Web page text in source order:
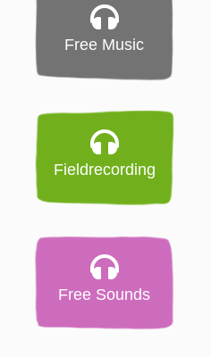
Free Music
Fieldrecording
Free Sounds